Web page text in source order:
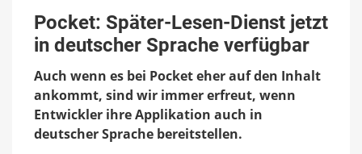
Später-
Lesen-
Dienst
in
deutscher
Sprache
verfügbar
Pocket: Später-Lesen-Dienst jetzt
in deutscher Sprache verfügbar
Auch wenn es bei Pocket eher auf den Inhalt
ankommt, sind wir immer erfreut, wenn
Entwickler ihre Applikation auch in
deutscher Sprache bereitstellen.